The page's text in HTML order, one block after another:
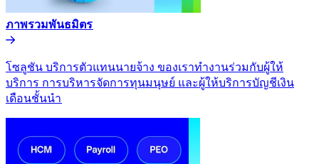
ภาพรวมพันธมิตร​​
โซลูชัน บริการตัวแทนนายจ้าง ของเราทำงานร่วมกับผู้ให้
บริการ การบริหารจัดการทุนมนุษย์ และผู้ให้บริการบัญชีเงิน
เดือนชั้นนำ​​